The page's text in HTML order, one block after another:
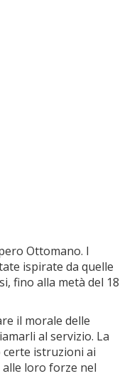
Ottomano. I
ispirate da quelle
fino alla metà del 18
il morale delle
al servizio. La
istruzioni ai
loro forze nel